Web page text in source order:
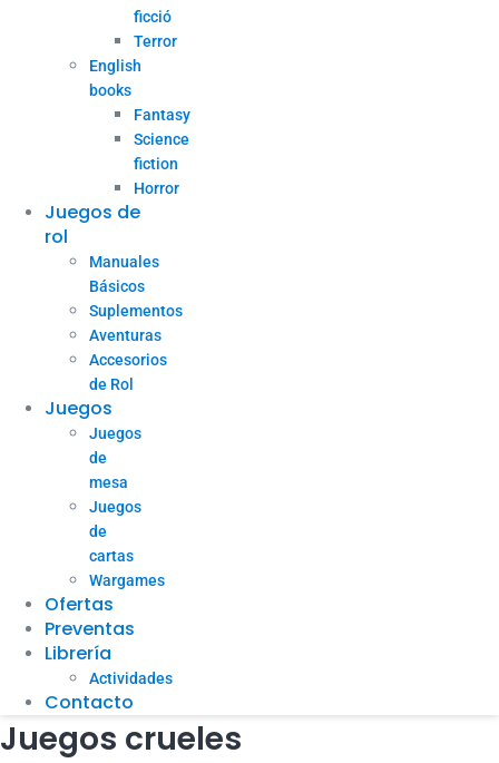
ficció
Terror
English
books
Fantasy
Science
fiction
Horror
Juegos de
rol
Manuales
Básicos
Suplementos
Aventuras
Accesorios
de Rol
Juegos
Juegos
de
mesa
Juegos
de
cartas
Wargames
Ofertas
Preventas
Librería
Actividades
Contacto
Juegos crueles